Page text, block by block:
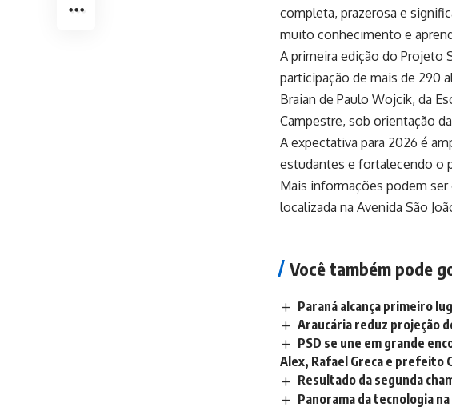
completa, prazerosa e
muito conhecimento e
A primeira edição do Projeto
participação de mais de 290
Braian de Paulo Wojcik, da
Campestre, sob orientação
A expectativa para 2026 é
estudantes e fortalecendo o
Mais informações podem ser
localizada na Avenida São
Você também pode
Paraná alcança primeiro
Araucária reduz projeção
PSD se une em grande
Alex, Rafael Greca e prefeito
Resultado da segunda
Panorama da tecnologia